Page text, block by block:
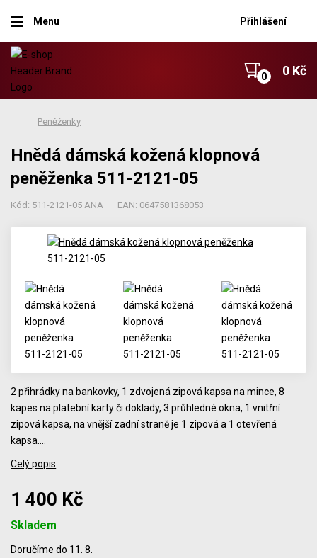
Menu Přihlášení
0 Kč
Peněženky
Hnědá dámská kožená klopnová
peněženka 511-2121-05
Kód: 511-2121-05 ANA EAN: 0647581368053
2 přihrádky na bankovky, 1 zdvojená zipová kapsa na mince, 8
kapes na platební karty či doklady, 3 průhledné okna, 1 vnitřní
zipová kapsa, na vnější zadní straně je 1 zipová a 1 otevřená
kapsa.…
Celý popis
1 400 Kč
Skladem
Doručíme do 11. 8.